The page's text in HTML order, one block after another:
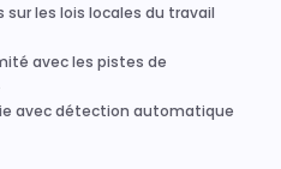
les lois locales du travail
avec les pistes de
avec détection automatique